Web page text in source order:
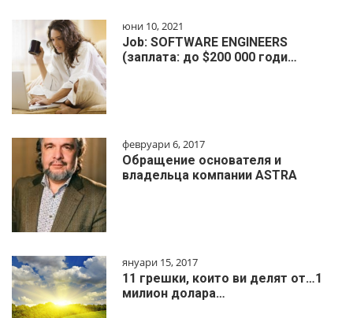
юни 10, 2021
Job: SOFTWARE ENGINEERS
(заплата: до $200 000 годи…
февруари 6, 2017
Обращение основателя и
владельца компании ASTRA
януари 15, 2017
11 грешки, които ви делят от…1
милиoн дoлapa…